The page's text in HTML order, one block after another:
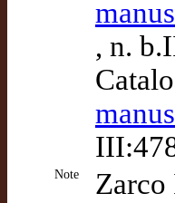
, n.
Note
Zarco